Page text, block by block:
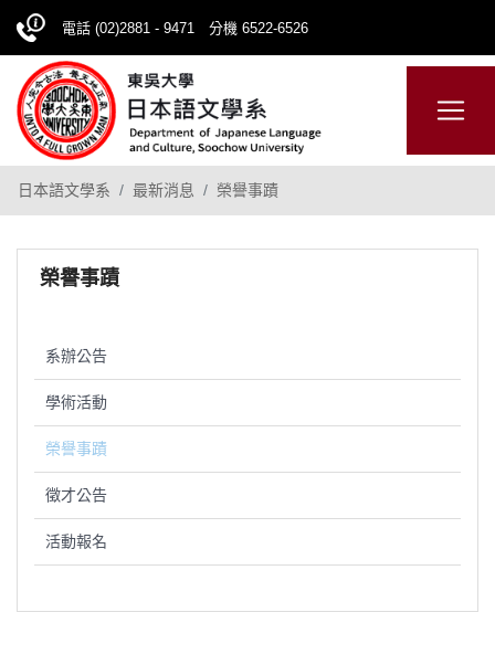
電話 (02)2881 - 9471 分機 6522-6526
日本語 ENGLISH
日本語文學系 最新消息 榮譽事蹟
榮譽事蹟
系辦公告
學術活動
榮譽事蹟
徵才公告
活動報名